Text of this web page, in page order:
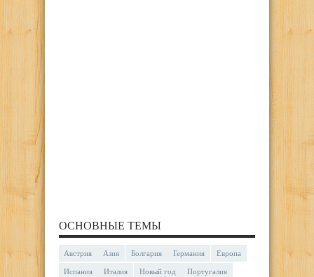
ОСНОВНЫЕ ТЕМЫ
Австрия Азия Болгария Германия Европа
Испания Италия Новый год Португалия